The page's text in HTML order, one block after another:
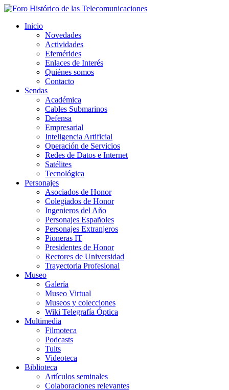
Inicio
Novedades
Actividades
Efemérides
Enlaces de Interés
Quiénes somos
Contacto
Sendas
Académica
Cables Submarinos
Defensa
Empresarial
Inteligencia Artificial
Operación de Servicios
Redes de Datos e Internet
Satélites
Tecnológica
Personajes
Asociados de Honor
Colegiados de Honor
Ingenieros del Año
Personajes Españoles
Personajes Extranjeros
Pioneras IT
Presidentes de Honor
Rectores de Universidad
Trayectoria Profesional
Museo
Galería
Museo Virtual
Museos y colecciones
Wiki Telegrafía Óptica
Multimedia
Filmoteca
Podcasts
Tuits
Videoteca
Biblioteca
Artículos seminales
Colaboraciones relevantes